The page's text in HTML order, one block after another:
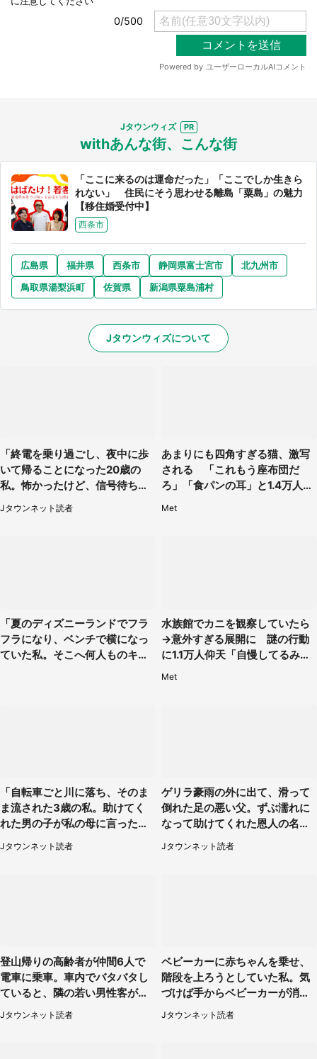
Jタウンウィズ
withあんな街、こんな街
「ここに来るのは運命だった」「ここでしか生きら
れない」 住民にそう思わせる離島「粟島」の魅力
【移住婚受付中】
西条市
広島県 福井県 西条市 静岡県富士宮市
北九州市
鳥取県湯梨浜町
佐賀県 新潟県粟島浦村
Jタウンウィズについて
「終電を乗り過ごし、夜中に歩
いて帰ることになった20歳の
私。怖かったけど、信号待ちの
車に道を尋ねたら...」（埼玉
県・60代女性）
Jタウンネット読者
あまりにも四角すぎる猫、激写
される 「これもう座布団だ
ろ」「食パンの耳」と1.4万人困
Met
「夏のディズニーランドでフラ
フラになり、ベンチで横になっ
ていた私。そこへ何人ものキャ
水族館でカニを観察していたら
→意外すぎる展開に 謎の行動
に1.1万人仰天「自慢してるみた
い」
Met
「自転車ごと川に落ち、そのま
ま流された3歳の私。助けてく
れた男の子が私の母に言ったの
は...」（千葉県・20代女性）
Jタウンネット読者
ゲリラ豪雨の外に出て、滑って
倒れた足の悪い父。ずぶ濡れに
なって助けてくれた恩人の名前
Jタウンネット読者
登山帰りの高齢者が仲間6人で
電車に乗車。車内でバタバタし
ていると、隣の若い男性客が
（神奈川県・70代女性）
Jタウンネット読者
ベビーカーに赤ちゃんを乗せ、
階段を上ろうとしていた私。気
づけば手からベビーカーが消え
ていて（神奈川県・60代女性）
Jタウンネット読者